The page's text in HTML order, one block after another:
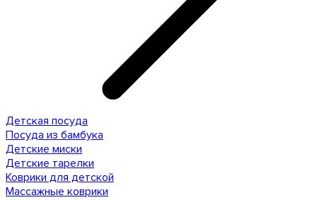
Детская посуда
Посуда из бамбука
Детские миски
Детские тарелки
Коврики для детской
Массажные коврики